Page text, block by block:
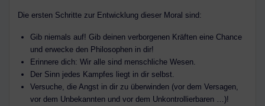
Die ersten Schritte zur Entwicklung dieser Moral sind:
Gib niemals auf! Gib deinen verborgenen Kräften eine Chance
und erwecke den Philosophen in dir!
Erinnere dich: Wir alle sind menschliche Wesen.
Der Sinn jedes Kampfes liegt in dir selbst.
Versuche, die Angst in dir zu überwinden (vor dem Versagen,
vor dem Unbekannten und vor dem Unkontrollierbaren …)!